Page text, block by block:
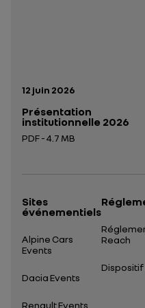
Date de publication:
12 juin 2026
Présentation
institutionnelle 2026
PDF - 4.7 MB
Sites
événementiels
Alpine Cars
Events
Dacia Events
Renault Events
Reach
Dispositif